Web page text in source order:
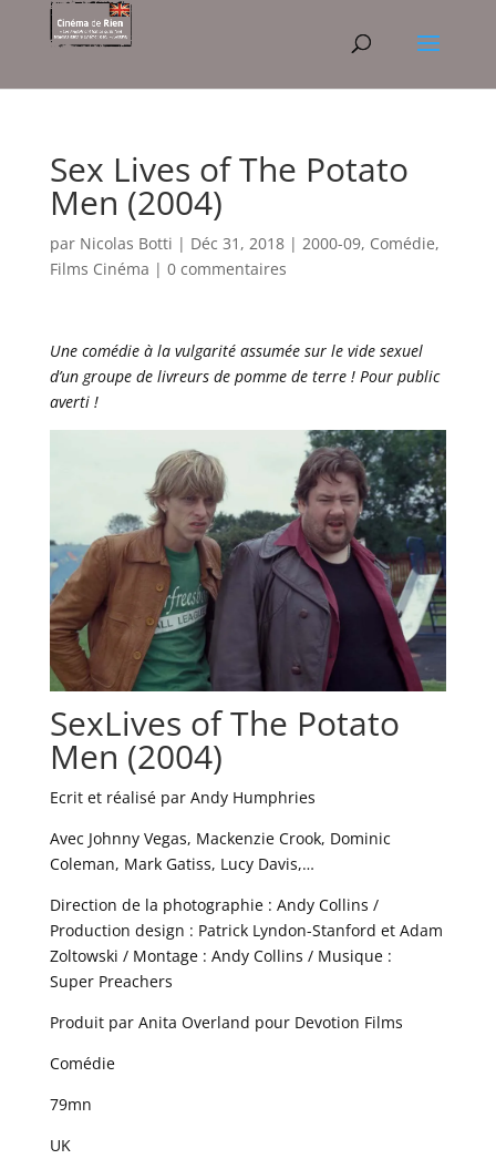
Sex Lives of The Potato
Men (2004)
par Nicolas Botti | Déc 31, 2018| 2000-09, Comédie,
Films Cinéma | 0 commentaires
Une comédie à la vulgarité assumée sur le vide sexuel
d’un groupe de livreurs de pomme de terre ! Pour public
averti !
SexLives of The Potato
Men (2004)
Ecrit et réalisé par Andy Humphries
Avec Johnny Vegas, Mackenzie Crook, Dominic
Coleman, Mark Gatiss, Lucy Davis,…
Direction de la photographie : Andy Collins /
Production design : Patrick Lyndon-Stanford et Adam
Zoltowski / Montage : Andy Collins / Musique :
Super Preachers
Produit par Anita Overland pour Devotion Films
Comédie
79mn
UK